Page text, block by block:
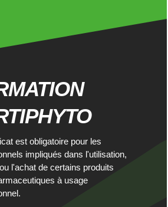
est obligatoire pour les
impliqués dans l'utilisation,
l'achat de certains produits
à usage